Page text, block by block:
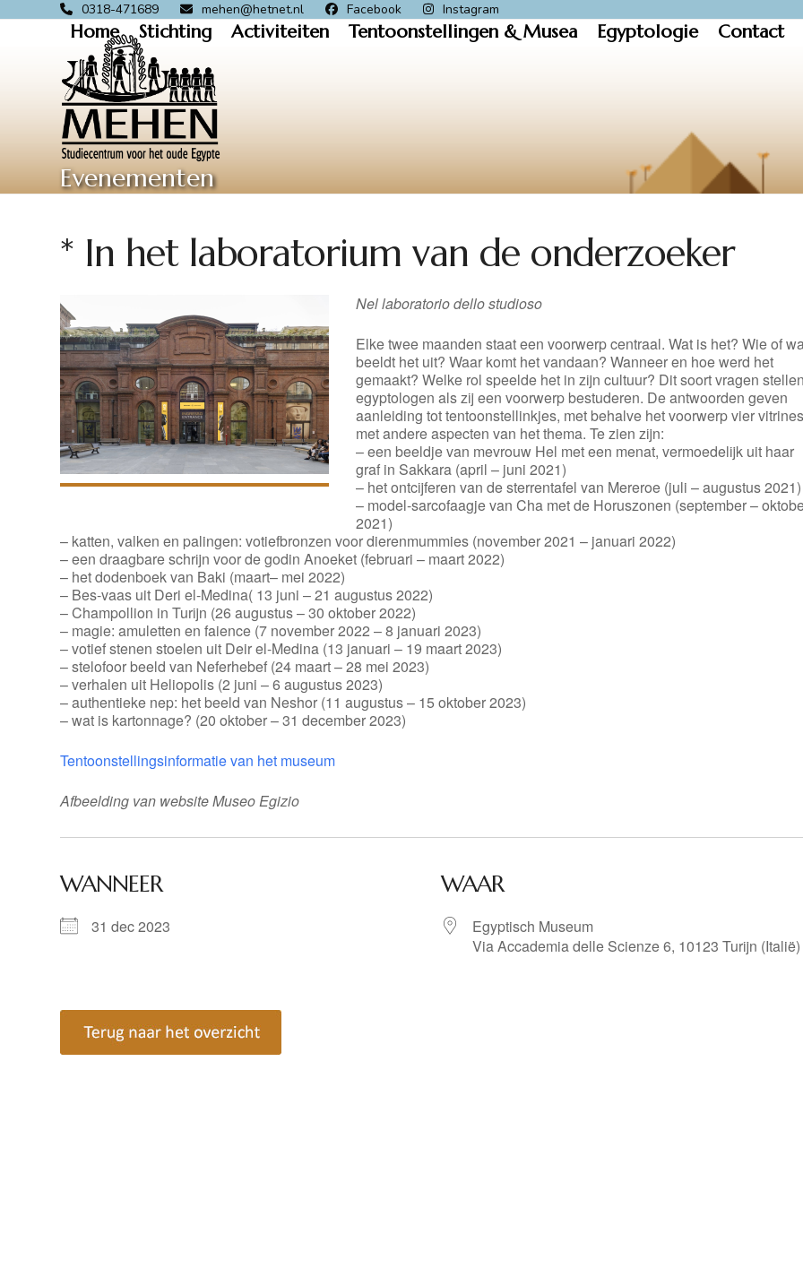
0318-471689 mehen@hetnet.nl Facebook Instagram
Home Stichting Activiteiten Tentoonstellingen & Musea Egyptologie Contact
Evenementen
* In het laboratorium van de onderzoeker
Nel laboratorio dello studioso
Elke twee maanden staat een voorwerp centraal. Wat is het? Wie of
beeldt het uit? Waar komt het vandaan? Wanneer en hoe werd het
gemaakt? Welke rol speelde het in zijn cultuur? Dit soort vragen stellen
egyptologen als zij een voorwerp bestuderen. De antwoorden geven
aanleiding tot tentoonstellinkjes, met behalve het voorwerp vier vitrines
met andere aspecten van het thema. Te zien zijn:
– een beeldje van mevrouw Hel met een menat, vermoedelijk uit haar
graf in Sakkara (april – juni 2021)
– het ontcijferen van de sterrentafel van Mereroe (juli – augustus 2021)
– model-sarcofaagje van Cha met de Horuszonen (september –
2021)
– katten, valken en palingen: votiefbronzen voor dierenmummies (november 2021 – januari 2022)
– een draagbare schrijn voor de godin Anoeket (februari – maart 2022)
– het dodenboek van Baki (maart– mei 2022)
– Bes-vaas uit Deri el-Medina( 13 juni – 21 augustus 2022)
– Champollion in Turijn (26 augustus – 30 oktober 2022)
– magie: amuletten en faience (7 november 2022 – 8 januari 2023)
– votief stenen stoelen uit Deir el-Medina (13 januari – 19 maart 2023)
– stelofoor beeld van Neferhebef (24 maart – 28 mei 2023)
– verhalen uit Heliopolis (2 juni – 6 augustus 2023)
– authentieke nep: het beeld van Neshor (11 augustus – 15 oktober 2023)
– wat is kartonnage? (20 oktober – 31 december 2023)
Tentoonstellingsinformatie van het museum
Afbeelding van website Museo Egizio
WANNEER
31 dec 2023
WAAR
Egyptisch Museum
Via Accademia delle Scienze 6, 10123 Turijn (Italië)